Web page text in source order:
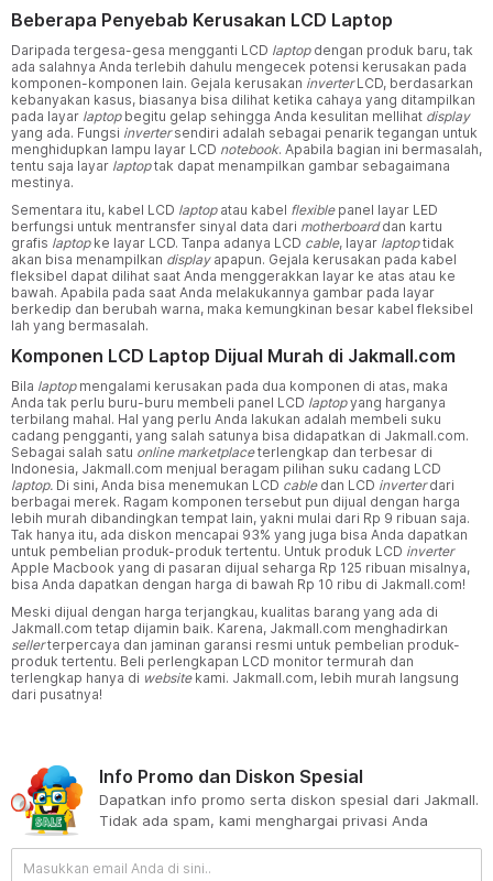
Beberapa Penyebab Kerusakan LCD Laptop
Daripada tergesa-gesa mengganti LCD laptop dengan produk baru, tak
ada salahnya Anda terlebih dahulu mengecek potensi kerusakan pada
komponen-komponen lain. Gejala kerusakan inverterLCD, berdasarkan
kebanyakan kasus, biasanya bisa dilihat ketika cahaya yang ditampilkan
pada layar laptop begitu gelap sehingga Anda kesulitan mellihat display
yang ada. Fungsi invertersendiri adalah sebagai penarik tegangan untuk
menghidupkan lampu layar LCD notebook. Apabila bagian ini bermasalah,
tentu saja layar laptoptak dapat menampilkan gambar sebagaimana
mestinya.
Sementara itu, kabel LCD laptop atau kabel flexible panel layar LED
berfungsi untuk mentransfer sinyal data dari motherboarddan kartu
grafis laptop ke layar LCD. Tanpa adanya LCD cable, layar laptoptidak
akan bisa menampilkan display apapun. Gejala kerusakan pada kabel
fleksibel dapat dilihat saat Anda menggerakkan layar ke atas atau ke
bawah. Apabila pada saat Anda melakukannya gambar pada layar
berkedip dan berubah warna, maka kemungkinan besar kabel fleksibel
lah yang bermasalah.
Komponen LCD Laptop Dijual Murah di Jakmall.com
Bila laptop mengalami kerusakan pada dua komponen di atas, maka
Anda tak perlu buru-buru membeli panel LCD laptopyang harganya
terbilang mahal. Hal yang perlu Anda lakukan adalah membeli suku
cadang pengganti, yang salah satunya bisa didapatkan di Jakmall.com.
Sebagai salah satu online marketplaceterlengkap dan terbesar di
Indonesia, Jakmall.com menjual beragam pilihan suku cadang LCD
laptop. Di sini, Anda bisa menemukan LCD cable dan LCD inverterdari
berbagai merek. Ragam komponen tersebut pun dijual dengan harga
lebih murah dibandingkan tempat lain, yakni mulai dari Rp 9 ribuan saja.
Tak hanya itu, ada diskon mencapai 93% yang juga bisa Anda dapatkan
untuk pembelian produk-produk tertentu. Untuk produk LCD inverter
Apple Macbook yang di pasaran dijual seharga Rp 125 ribuan misalnya,
bisa Anda dapatkan dengan harga di bawah Rp 10 ribu di Jakmall.com!
Meski dijual dengan harga terjangkau, kualitas barang yang ada di
Jakmall.com tetap dijamin baik. Karena, Jakmall.com menghadirkan
sellerterpercaya dan jaminan garansi resmi untuk pembelian produk-
produk tertentu. Beli perlengkapan LCD monitor termurah dan
terlengkap hanya di website kami. Jakmall.com, lebih murah langsung
dari pusatnya!
Info Promo dan Diskon Spesial
Dapatkan info promo serta diskon spesial dari Jakmall.
Tidak ada spam, kami menghargai privasi Anda